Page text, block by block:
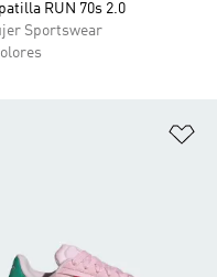
RUN 70s 2.0
Sportswear